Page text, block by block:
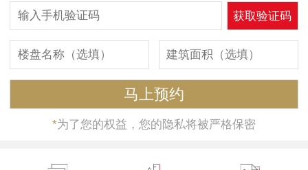
*为了您的权益，您的隐私将被严格保密